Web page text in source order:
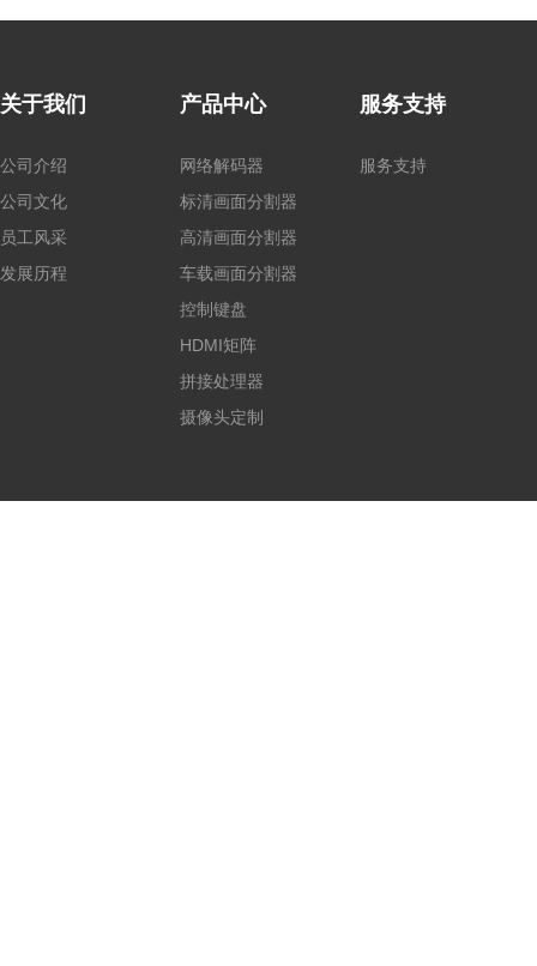
关于我们
公司介绍
公司文化
员工风采
发展历程
产品中心
网络解码器
标清画面分割器
高清画面分割器
车载画面分割器
控制键盘
HDMI矩阵
拼接处理器
摄像头定制
服务支持
服务支持